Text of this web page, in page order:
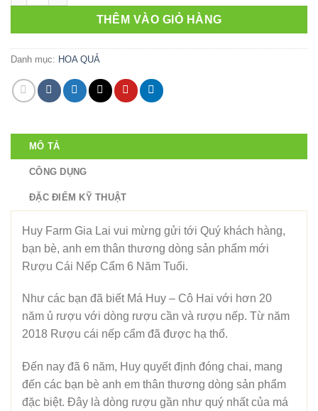
THÊM VÀO GIỎ HÀNG
Danh mục: HOA QUẢ
MÔ TẢ
CÔNG DỤNG
ĐẶC ĐIỂM KỸ THUẬT
Huy Farm Gia Lai vui mừng gửi tới Quý khách hàng,
bạn bè, anh em thân thương dòng sản phẩm mới
Rượu Cái Nếp Cẩm 6 Năm Tuổi.
Như các bạn đã biết Má Huy – Cô Hai với hơn 20
năm ủ rượu với dòng rượu cần và rượu nếp. Từ năm
2018 Rượu cái nếp cẩm đã được hạ thổ.
Đến nay đã 6 năm, Huy quyết định đóng chai, mang
đến các bạn bè anh em thân thương dòng sản phẩm
đặc biệt. Đây là dòng rượu gần như quý nhất của má